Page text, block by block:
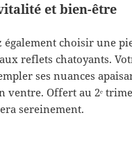
et bien-être
également choisir une
reflets chatoyants.
ses nuances
ventre. Offert au 2ᵉ
sereinement.